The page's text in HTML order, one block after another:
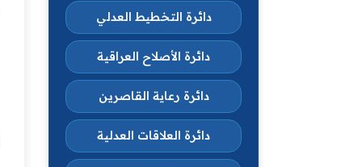
دائرة التخطيط العدلي
دائرة الأصلاح العراقية
دائرة رعاية القاصرين
دائرة العلاقات العدلية